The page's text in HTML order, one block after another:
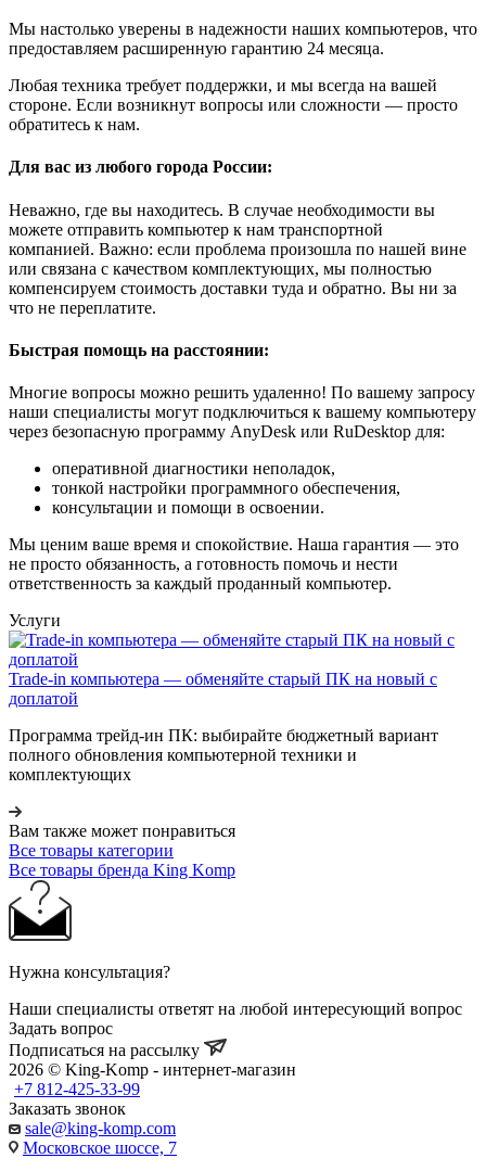
Мы настолько уверены в надежности наших компьютеров, что
предоставляем расширенную гарантию 24 месяца.
Любая техника требует поддержки, и мы всегда на вашей
стороне. Если возникнут вопросы или сложности — просто
обратитесь к нам.
Для вас из любого города России:
Неважно, где вы находитесь. В случае необходимости вы
можете отправить компьютер к нам транспортной
компанией. Важно: если проблема произошла по нашей вине
или связана с качеством комплектующих, мы полностью
компенсируем стоимость доставки туда и обратно. Вы ни за
что не переплатите.
Быстрая помощь на расстоянии:
Многие вопросы можно решить удаленно! По вашему запросу
наши специалисты могут подключиться к вашему компьютеру
через безопасную программу AnyDesk или RuDesktop для:
оперативной диагностики неполадок,
тонкой настройки программного обеспечения,
консультации и помощи в освоении.
Мы ценим ваше время и спокойствие. Наша гарантия — это
не просто обязанность, а готовность помочь и нести
ответственность за каждый проданный компьютер.
Услуги
Trade-in компьютера — обменяйте старый ПК на новый с
доплатой
Программа трейд-ин ПК: выбирайте бюджетный вариант
полного обновления компьютерной техники и
комплектующих
Вам также может понравиться
Все товары категории
Все товары бренда King Komp
Нужна консультация?
Наши специалисты ответят на любой интересующий вопрос
Задать вопрос
Подписаться на рассылку
2026 © King-Komp - интернет-магазин
+7 812-425-33-99
Заказать звонок
sale@king-komp.com
Московское шоссе, 7